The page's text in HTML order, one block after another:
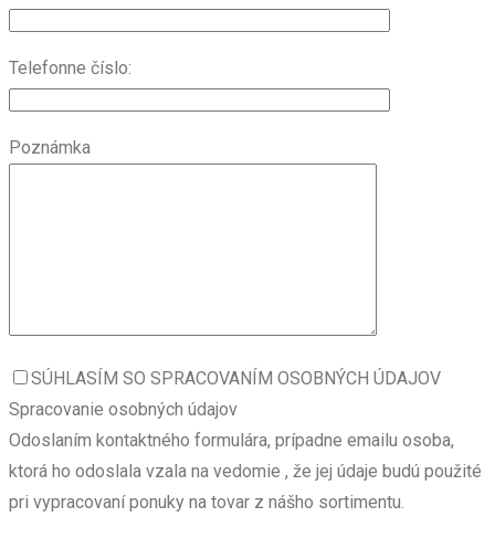
Telefonne číslo:
Poznámka
SÚHLASÍM SO SPRACOVANÍM OSOBNÝCH ÚDAJOV
Spracovanie osobných údajov
Odoslaním kontaktného formulára, prípadne emailu osoba,
ktorá ho odoslala vzala na vedomie , že jej údaje budú použité
pri vypracovaní ponuky na tovar z nášho sortimentu.